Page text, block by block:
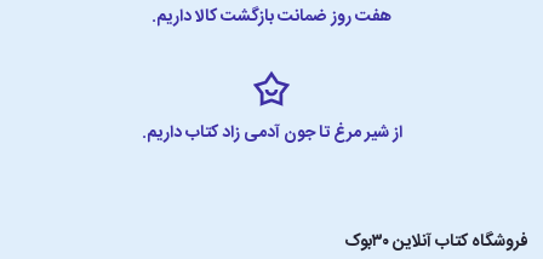
هفت روز ضمانت بازگشت کالا داریم.
از شیر مرغ تا جون آدمی زاد کتاب داریم.
فروشگاه کتاب آنلاین ۳۰بوک